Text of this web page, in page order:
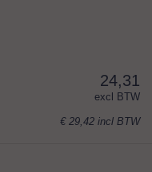
24,31
excl BTW
€ 29,42 incl BTW